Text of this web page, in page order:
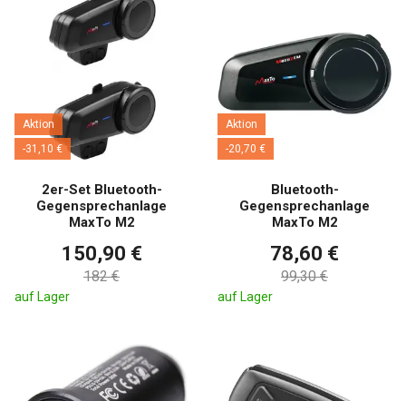
Aktion
-31,10 €
2er-Set Bluetooth-
Gegensprechanlage
MaxTo M2
150,90 €
182 €
auf Lager
Aktion
-20,70 €
Bluetooth-
Gegensprechanlage
MaxTo M2
78,60 €
99,30 €
auf Lager